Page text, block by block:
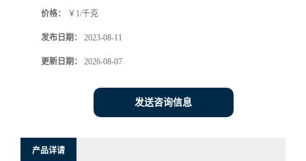
价格： ￥1/千克
发布日期： 2023-08-11
更新日期： 2026-08-07
发送咨询信息
产品详请